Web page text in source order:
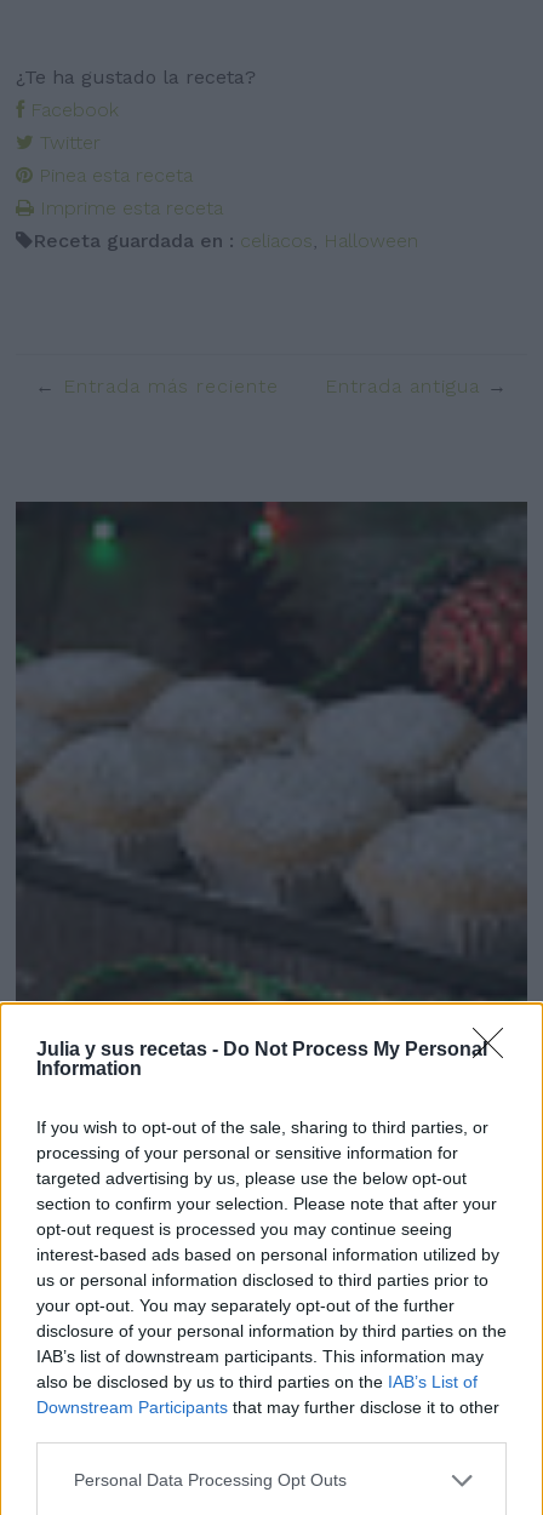
Julia y sus recetas - Do Not Process My Personal
Information
If you wish to opt-out of the sale, sharing to third parties, or
processing of your personal or sensitive information for
targeted advertising by us, please use the below opt-out
section to confirm your selection. Please note that after your
opt-out request is processed you may continue seeing
interest-based ads based on personal information utilized by
us or personal information disclosed to third parties prior to
your opt-out. You may separately opt-out of the further
disclosure of your personal information by third parties on the
IAB’s list of downstream participants. This information may
also be disclosed by us to third parties on the IAB’s List of
Downstream Participants that may further disclose it to other
Personal Data Processing Opt Outs
¿Te ha gustado la receta?
Facebook
Twitter
Pinea esta receta
Imprime esta receta
Receta guardada en : celiacos, Halloween
Entrada más reciente Entrada antigua